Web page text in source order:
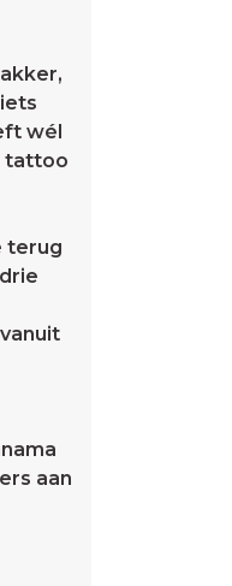
wél
tattoo
terug
aan